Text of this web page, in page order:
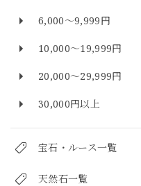
6,000～9,999円
10,000～19,999円
20,000～29,999円
30,000円以上
宝石・ルース一覧
天然石一覧